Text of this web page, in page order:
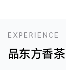
EXPERIENCE
品东方香茶